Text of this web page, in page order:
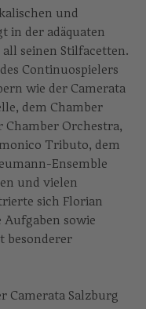
und
in der adäquaten
seinen Stilfacetten.
Continuospielers
wie der Camerata
dem Chamber
Chamber Orchestra,
Tributo, dem
Ensemble
und vielen
sich Florian
sowie
besonderer
Camerata Salzburg